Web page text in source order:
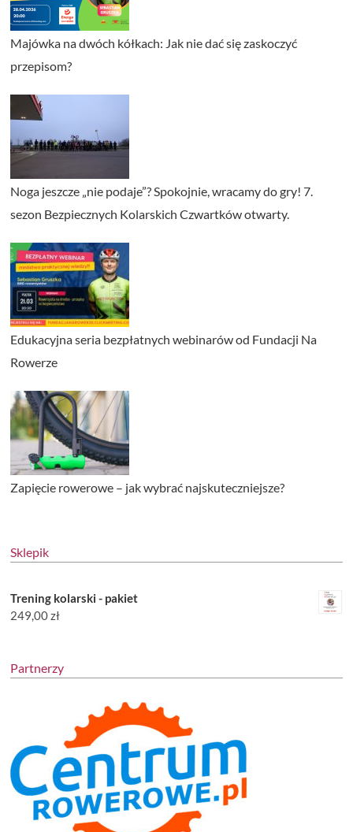
Majówka na dwóch kółkach: Jak nie dać się zaskoczyć
przepisom?
Noga jeszcze „nie podaje”? Spokojnie, wracamy do gry! 7.
sezon Bezpiecznych Kolarskich Czwartków otwarty.
Edukacyjna seria bezpłatnych webinarów od Fundacji Na
Rowerze
Zapięcie rowerowe – jak wybrać najskuteczniejsze?
Sklepik
Trening kolarski - pakiet
249,00zł
Partnerzy